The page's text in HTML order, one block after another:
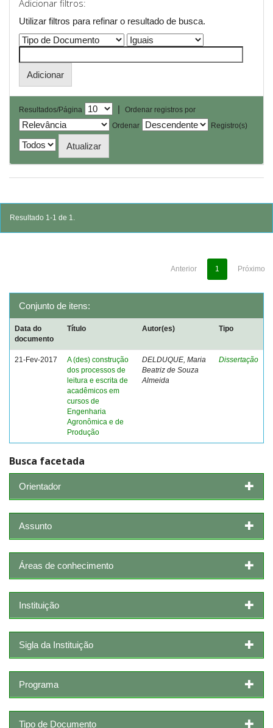
Adicionar filtros:
Utilizar filtros para refinar o resultado de busca.
Resultados/Página |
Ordenar registros por
Ordenar
Registro(s)
Resultado 1-1 de 1.
Anterior 1 Próximo
Conjunto de itens:
Data do
documento
Título Autor(es) Tipo
21-Fev-2017
A (des) construção
dos processos de
leitura e escrita de
acadêmicos em
cursos de
Engenharia
Agronômica e de
Produção
DELDUQUE, Maria
Beatriz de Souza
Almeida
Dissertação
Busca facetada
Orientador
Assunto
Áreas de conhecimento
Instituição
Sigla da Instituição
Programa
Tipo de Documento